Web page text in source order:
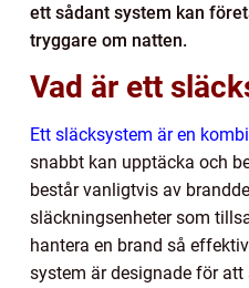
ett sådant system kan
tryggare om natten.
Vad är ett
Ett släcksystem är en
snabbt kan upptäcka och
består vanligtvis av
släckningsenheter som
hantera en brand så
system är designade för